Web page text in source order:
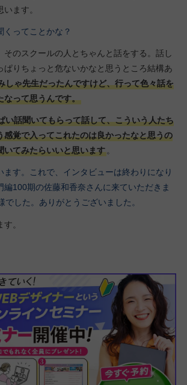
ます。
くってことかな？
そのスクールの人とちゃんと話をする。話し
ぱりちょっと危ないかなと思うところ結構あ
しゃ先生だったんですけど、行って色々話を
なって思うんです。
い話聞いてもらって話して、こういう人たち
感覚で入ってこれたのは良かったなと思うの
いてみたらいいと思います。
ます。これで、インタビューは終わりになり
編100期の佐藤和香奈さんに来ていただきま
でした。ありがとうございました。
。